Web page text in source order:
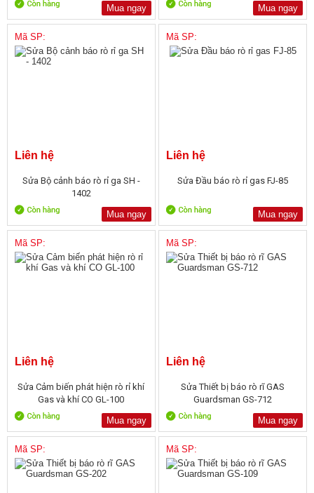
Mua ngay
Mua ngay
Mã SP:
Liên hệ
Sửa Bộ cảnh báo rò rỉ ga SH -
1402
Mua ngay
Mã SP:
Liên hệ
Sửa Đầu báo rò rỉ gas FJ-85
Mua ngay
Mã SP:
Liên hệ
Sửa Cảm biến phát hiện rò rỉ khí
Gas và khí CO GL-100
Mua ngay
Mã SP:
Liên hệ
Sửa Thiết bị báo rò rĩ GAS
Guardsman GS-712
Mua ngay
Mã SP: Mã SP: